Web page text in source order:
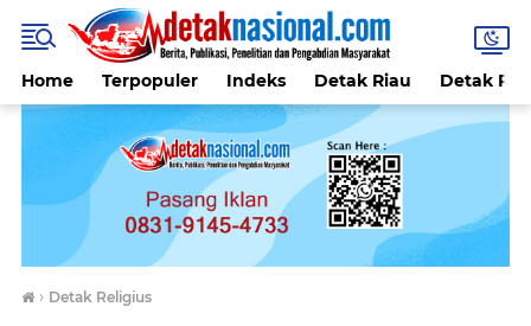
Home Terpopuler Indeks Detak Riau Detak
› Detak Religius